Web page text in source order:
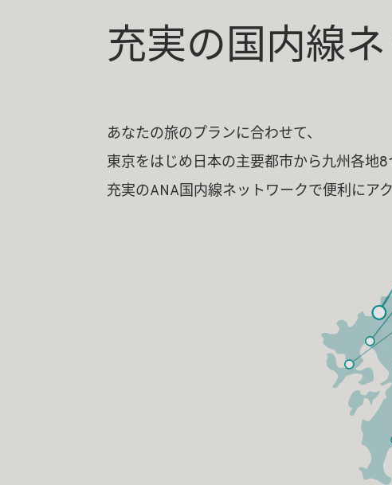
充実の国内線
あなたの旅のプランに合わせて、
東京をはじめ日本の主要都市から九州各地8
充実のANA国内線ネットワークで便利にア